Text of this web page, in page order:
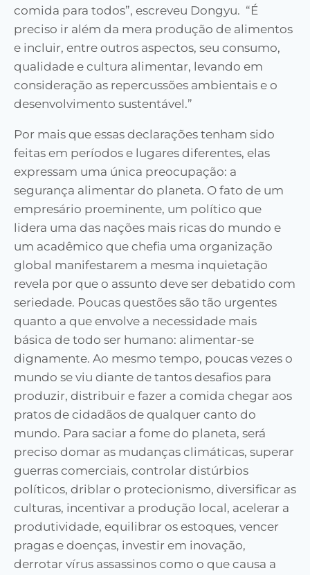
comida para todos”, escreveu Dongyu. “É
preciso ir além da mera produção de alimentos
e incluir, entre outros aspectos, seu consumo,
qualidade e cultura alimentar, levando em
consideração as repercussões ambientais e o
desenvolvimento sustentável.”
Por mais que essas declarações tenham sido
feitas em períodos e lugares diferentes, elas
expressam uma única preocupação: a
segurança alimentar do planeta. O fato de um
empresário proeminente, um político que
lidera uma das nações mais ricas do mundo e
um acadêmico que chefia uma organização
global manifestarem a mesma inquietação
revela por que o assunto deve ser debatido com
seriedade. Poucas questões são tão urgentes
quanto a que envolve a necessidade mais
básica de todo ser humano: alimentar-se
dignamente. Ao mesmo tempo, poucas vezes o
mundo se viu diante de tantos desafios para
produzir, distribuir e fazer a comida chegar aos
pratos de cidadãos de qualquer canto do
mundo. Para saciar a fome do planeta, será
preciso domar as mudanças climáticas, superar
guerras comerciais, controlar distúrbios
políticos, driblar o protecionismo, diversificar as
culturas, incentivar a produção local, acelerar a
produtividade, equilibrar os estoques, vencer
pragas e doenças, investir em inovação,
derrotar vírus assassinos como o que causa a